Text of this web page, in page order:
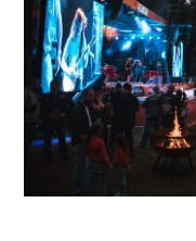
BIKER BROTHERS
FESTIVAL проходит
Оздоровительного
,
МЕСТО